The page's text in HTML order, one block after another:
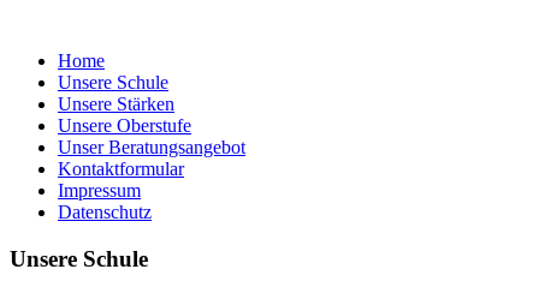
Home
Unsere Schule
Unsere Stärken
Unsere Oberstufe
Unser Beratungsangebot
Kontaktformular
Impressum
Datenschutz
Unsere Schule